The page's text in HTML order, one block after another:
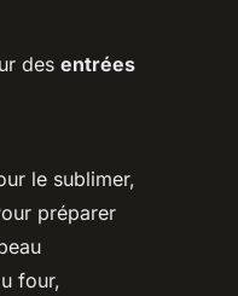
des entrées
le sublimer,
préparer
four,